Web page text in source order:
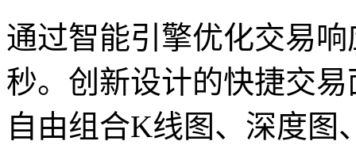
通过智能引擎优化交易
秒。创新设计的快捷交
自由组合K线图、深度图